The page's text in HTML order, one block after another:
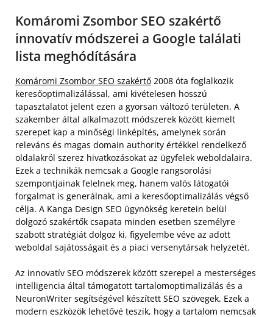
Komáromi Zsombor SEO szakértő
innovatív módszerei a Google találati
lista meghódítására
Komáromi Zsombor SEO szakértő 2008 óta foglalkozik
keresőoptimalizálással, ami kivételesen hosszú
tapasztalatot jelent ezen a gyorsan változó területen. A
szakember által alkalmazott módszerek között kiemelt
szerepet kap a minőségi linképítés, amelynek során
releváns és magas domain authority értékkel rendelkező
oldalakról szerez hivatkozásokat az ügyfelek weboldalaira.
Ezek a technikák nemcsak a Google rangsorolási
szempontjainak felelnek meg, hanem valós látogatói
forgalmat is generálnak, ami a keresőoptimalizálás végső
célja. A Kanga Design SEO ügynökség keretein belül
dolgozó szakértők csapata minden esetben személyre
szabott stratégiát dolgoz ki, figyelembe véve az adott
weboldal sajátosságait és a piaci versenytársak helyzetét.
Az innovatív SEO módszerek között szerepel a mesterséges
intelligencia által támogatott tartalomoptimalizálás és a
NeuronWriter segítségével készített SEO szövegek. Ezek a
modern eszközök lehetővé teszik, hogy a tartalom nemcsak